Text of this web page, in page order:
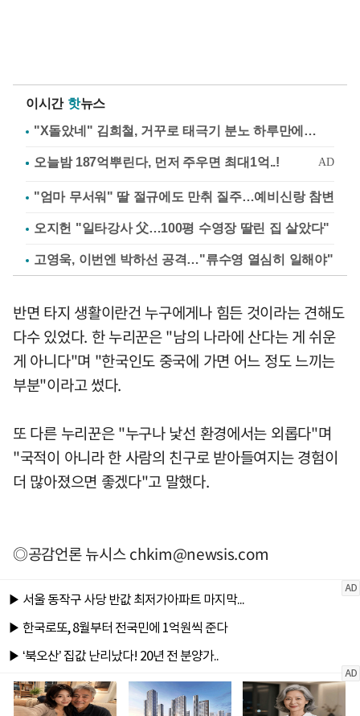
이시간 핫뉴스
"X돌았네" 김희철, 거꾸로 태극기 분노 하루만에…
"엄마 무서워" 딸 절규에도 만취 질주…예비신랑 참변
오지헌 "일타강사 父…100평 수영장 딸린 집 살았다"
고영욱, 이번엔 박하선 공격…"류수영 열심히 일해야"
반면 타지 생활이란건 누구에게나 힘든 것이라는 견해도
다수 있었다. 한 누리꾼은 "남의 나라에 산다는 게 쉬운
게 아니다"며 "한국인도 중국에 가면 어느 정도 느끼는
부분"이라고 썼다.
또 다른 누리꾼은 "누구나 낯선 환경에서는 외롭다"며
"국적이 아니라 한 사람의 친구로 받아들여지는 경험이
더 많아졌으면 좋겠다"고 말했다.
◎공감언론 뉴시스chkim@newsis.com